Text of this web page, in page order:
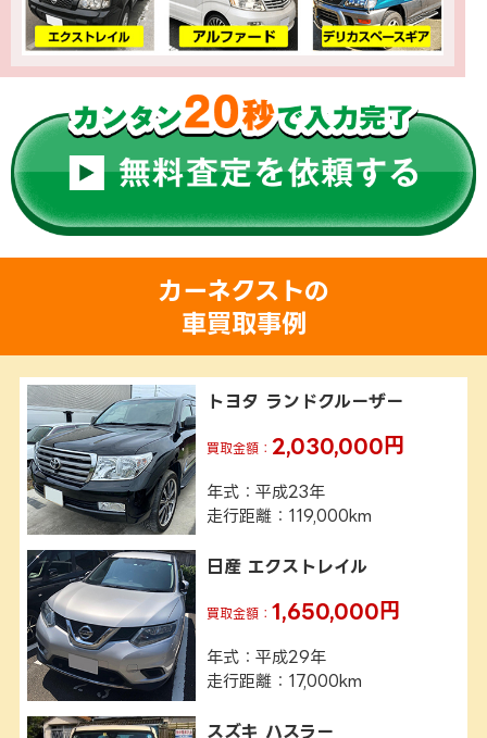
カーネクストの
車買取事例
トヨタ ランドクルーザー
買取金額： 2,030,000円
年式
平成23年
走行距離
119,000km
日産 エクストレイル
買取金額：1,650,000円
年式
平成29年
走行距離
17,000km
スズキ ハスラー